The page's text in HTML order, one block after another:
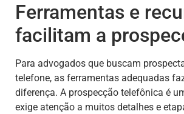
Ferramentas e
facilitam a
Para advogados que buscam
telefone, as ferramentas adequadas
diferença. A prospecção telefônica é
exige atenção a muitos detalhes e